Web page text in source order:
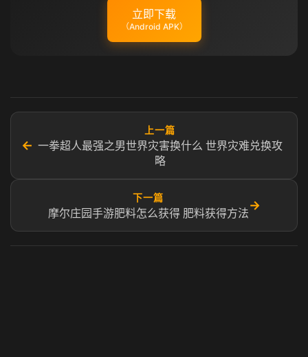
立即下载
（Android APK）
←
上一篇
一拳超人最强之男世界灾害换什么 世界灾难兑换攻
略
下一篇
摩尔庄园手游肥料怎么获得 肥料获得方法
→